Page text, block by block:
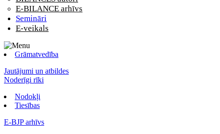
E-BILANCE arhīvs
Semināri
E-veikals
Grāmatvedība
Jautājumi un atbildes
Noderīgi rīki
Nodokļi
Tiesības
E-BJP arhīvs